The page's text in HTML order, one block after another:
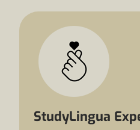
StudyLingua